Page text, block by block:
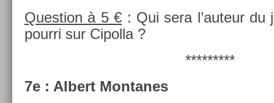
Ques­tion à 5 € : Qui sera l’auteur
pour­ri sur Cipol­la ?
*********
7e : Al­bert Mon­tanes